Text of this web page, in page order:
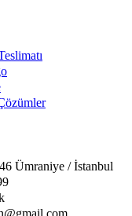
Ümraniye / İstanbul